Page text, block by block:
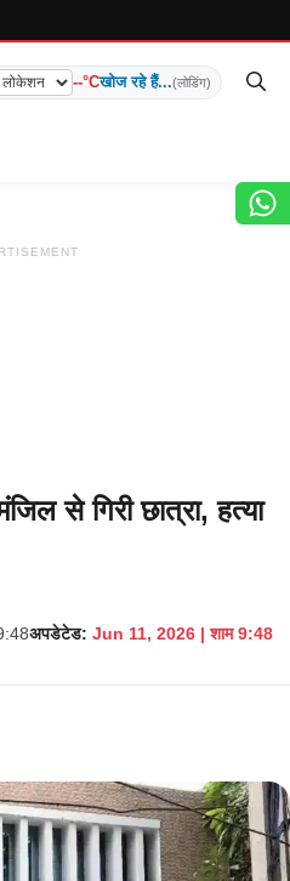
--°Cखोज रहे हैं...(लोडिंग)
से गिरी छात्रा, हत्या
अपडेटेड: Jun 11, 2026 | शाम 9:48